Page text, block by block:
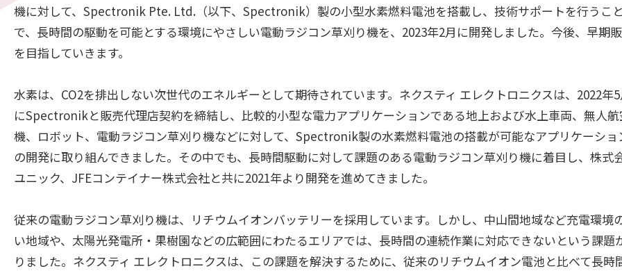
機に対して、Spectronik Pte. Ltd.（以下、Spectronik）製の小型水素燃料電池を搭載し、技術サポートを行うこと
で、長時間の駆動を可能とする環境にやさしい電動ラジコン草刈り機を、2023年2月に開発しました。今後、早期
を目指していきます。
水素は、CO2を排出しない次世代のエネルギーとして期待されています。ネクスティ エレクトロニクスは、2022年5
にSpectronikと販売代理店契約を締結し、比較的小型な電力アプリケーションである地上および水上車両、無人航
機、ロボット、電動ラジコン草刈り機などに対して、Spectronik製の水素燃料電池の搭載が可能なアプリケーショ
の開発に取り組んできました。その中でも、長時間駆動に対して課題のある電動ラジコン草刈り機に着目し、株式
ユニック、JFEコンテイナー株式会社と共に2021年より開発を進めてきました。
従来の電動ラジコン草刈り機は、リチウムイオンバッテリーを採用しています。しかし、中山間地域など充電環境
い地域や、太陽光発電所・果樹園などの広範囲にわたるエリアでは、長時間の連続作業に対応できないという課題
りました。ネクスティ エレクトロニクスは、この課題を解決するために、従来のリチウムイオン電池と比べて長時